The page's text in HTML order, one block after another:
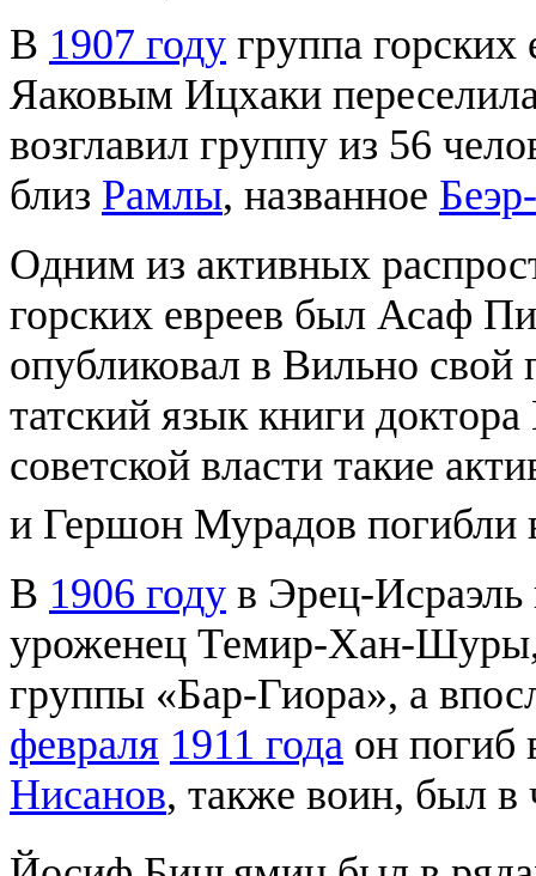
В 1907 году группа горских
Яаковым Ицхаки
возглавил группу из 56
близ Рамлы, названное
Одним из активных
горских евреев был Асаф
опубликовал в Вильно свой
татский язык книги
советской власти такие
и Гершон Мурадов погибли
В 1906 году в Эрец-
уроженец Темир-Хан-Шуры,
группы «Бар-Гиора», а
февраля 1911 года он погиб
Нисанов, также воин, был в